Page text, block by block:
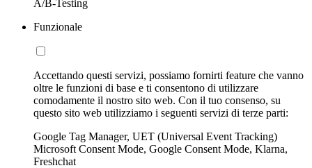
A/B-Testing
Funzionale
Accettando questi servizi, possiamo fornirti feature che vanno
oltre le funzioni di base e ti consentono di utilizzare
comodamente il nostro sito web. Con il tuo consenso, su
questo sito web utilizziamo i seguenti servizi di terze parti:
Google Tag Manager, UET (Universal Event Tracking)
Microsoft Consent Mode, Google Consent Mode, Klarna,
Freshchat